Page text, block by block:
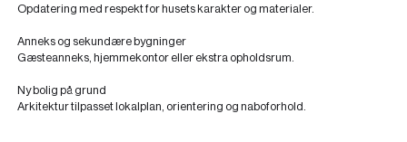
Opdatering med respekt for husets karakter og materialer.
Anneks og sekundære bygninger
Gæsteanneks, hjemmekontor eller ekstra opholdsrum.
Ny bolig på grund
Arkitektur tilpasset lokalplan, orientering og naboforhold.